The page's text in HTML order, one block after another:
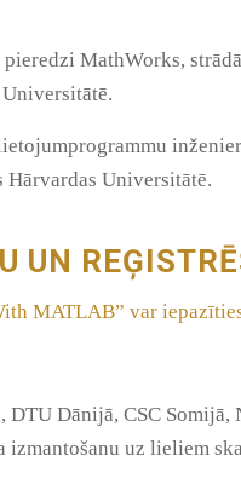
pieredzi MathWorks,
Hārvardas Universitātē.
UN
MATLAB” var
Dānijā, CSC
uz lieliem